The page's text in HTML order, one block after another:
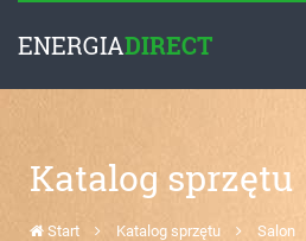
ENERGIADIRECT
Katalog sprzętu
Start Katalog sprzętu Salon